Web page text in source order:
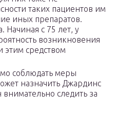
таких пациентов им
иных препаратов.
Начиная с 75 лет, у
возникновения
этим средством
соблюдать меры
назначить Джардинс
следить за